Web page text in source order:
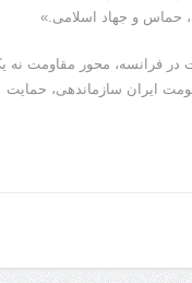
حماس و جهاد اسلامی.»
فرانسه، محور مقاومت نه
ایران سازماندهی، حمایت